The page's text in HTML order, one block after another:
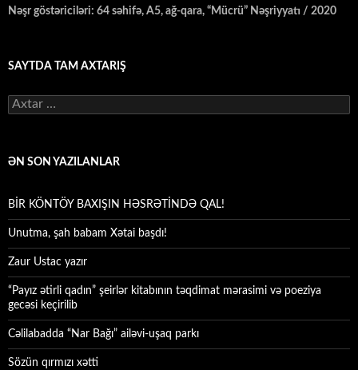
Nəşr göstəriciləri: 64 səhifə, A5, ağ-qara, “Mücrü” Nəşriyyatı / 2020
SAYTDA TAM AXTARIŞ
Axtarış:
ƏN SON YAZILANLAR
BİR KÖNTÖY BAXIŞIN HƏSRƏTİNDƏ QAL!
Unutma, şah babam Xətai başdı!
Zaur Ustac yazır
“Payız ətirli qadın” şeirlər kitabının təqdimat mərasimi və poeziya
gecəsi keçirilib
Cəlilabadda “Nar Bağı” ailəvi-uşaq parkı
Sözün qırmızı xətti